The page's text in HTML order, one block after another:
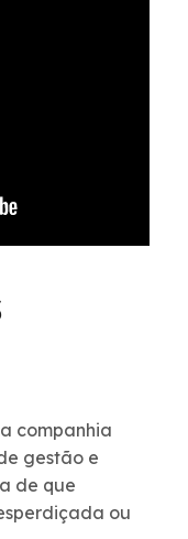
companhia
gestão e
de que
ou